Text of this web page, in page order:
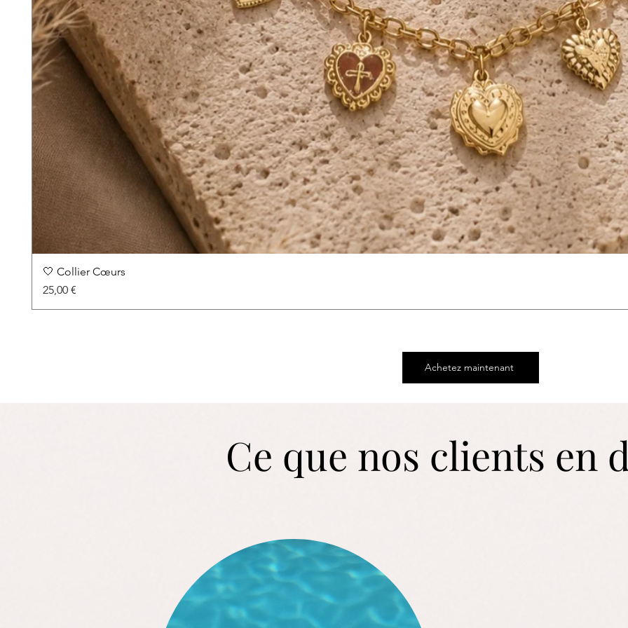
🤍 Collier Cœurs
Precio
25,00 €
Achetez maintenant
Ce que nos clients en